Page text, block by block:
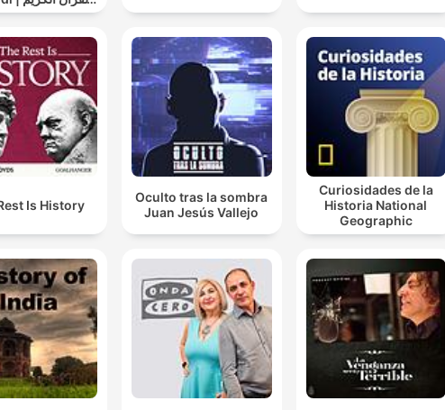
سعد
Is History
Oculto tras la sombra
Juan Jesús Vallejo
Curiosidades de la
Historia National
Geographic